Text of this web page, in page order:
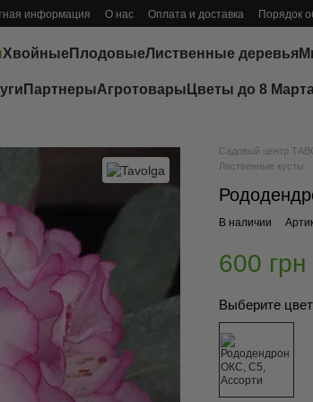
информация О нас Оплата и доставка Порядок
ХвойныеПлодовыеЛиственные деревья
ПартнерыАгротовары Цветы до 8
Садовый центр
Лиственные кусты
В наличии
600 грн
Выберите цвет